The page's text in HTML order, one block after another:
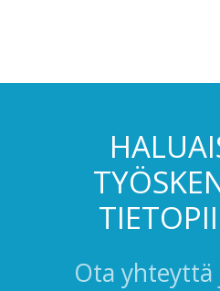
Ota yhteyttä